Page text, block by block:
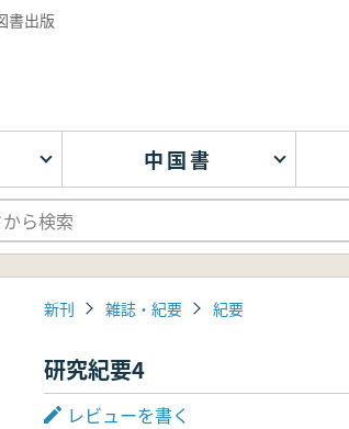
書出版
中国書
新刊 雑誌・紀要 紀要
研究紀要4
レビューを書く